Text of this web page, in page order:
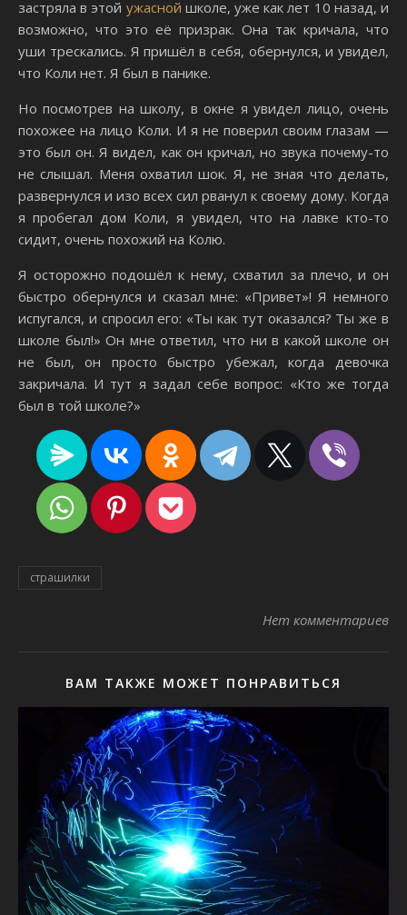
застряла в этой ужасной школе, уже как лет 10 назад, и
возможно, что это её призрак. Она так кричала, что
уши трескались. Я пришёл в себя, обернулся, и увидел,
что Коли нет. Я был в панике.
Но посмотрев на школу, в окне я увидел лицо, очень
похожее на лицо Коли. И я не поверил своим глазам —
это был он. Я видел, как он кричал, но звука почему-то
не слышал. Меня охватил шок. Я, не зная что делать,
развернулся и изо всех сил рванул к своему дому. Когда
я пробегал дом Коли, я увидел, что на лавке кто-то
сидит, очень похожий на Колю.
Я осторожно подошёл к нему, схватил за плечо, и он
быстро обернулся и сказал мне: «Привет»! Я немного
испугался, и спросил его: «Ты как тут оказался? Ты же в
школе был!» Он мне ответил, что ни в какой школе он
не был, он просто быстро убежал, когда девочка
закричала. И тут я задал себе вопрос: «Кто же тогда
был в той школе?»
страшилки
Нет комментариев
ВАМ ТАКЖЕ МОЖЕТ ПОНРАВИТЬСЯ